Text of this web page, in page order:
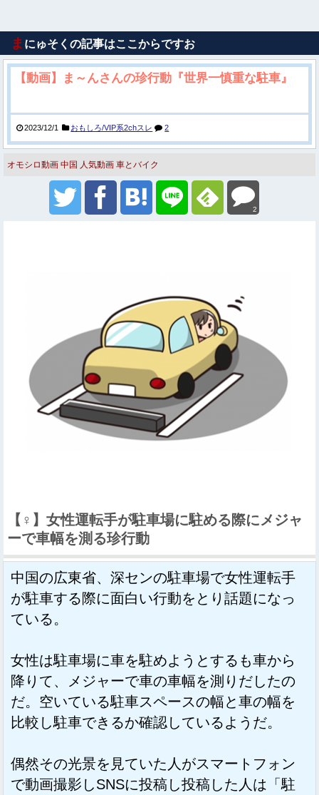
ま にゅそくの記事はここからですお
【動画】ま～んさんの珍行動『世界一慎重な駐車』
2023/12/1 おもしろ/VIP系2chスレ 2
オモシロ動画 中国 人気動画 車とバイク
2
【♀】女性運転手が駐車場に駐める際にメジャ
ーで車幅を測る珍行動
中国の広東省、深センの駐車場で女性運転手
が駐車する際に面白い行動をとり話題になっ
ている。
女性は駐車場に車を駐めようとするも車から
降りて、メジャーで車の車幅を測りだしたの
だ。空いている駐車スペースの幅と車の幅を
比較し駐車できるか確認しているようだ。
偶然その光景を見ていた人がスマートフォン
で動画撮影しSNSに投稿し投稿した人は「駐